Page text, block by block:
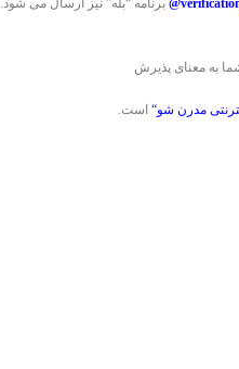
برنامه “بله” نیز ارسال می شود.
به معنای پذیرش
مدرن شو“ است.